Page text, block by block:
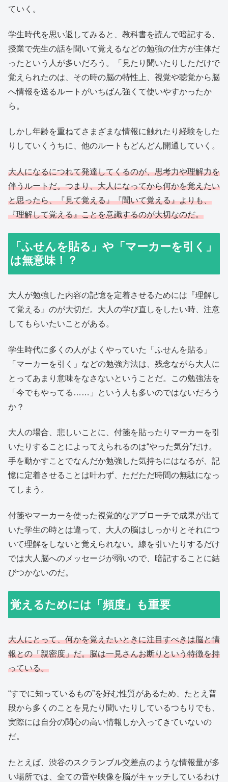
ていく。
学生時代を思い返してみると、教科書を読んで暗記する、
授業で先生の話を聞いて覚えるなどの勉強の仕方が主体だ
ったという人が多いだろう。「見たり聞いたりしただけで
覚えられたのは、その時の脳の特性上、視覚や聴覚から脳
へ情報を送るルートがいちばん強くて使いやすかったか
ら。
しかし年齢を重ねてさまざまな情報に触れたり経験をした
りしていくうちに、他のルートもどんどん開通していく。
大人になるにつれて発達してくるのが、思考力や理解力を
伴うルートだ。つまり、大人になってから何かを覚えたい
と思ったら、『見て覚える』『聞いて覚える』よりも、
『理解して覚える』ことを意識するのが大切なのだ。
「ふせんを貼る」や「マーカーを引く」
は無意味！？
大人が勉強した内容の記憶を定着させるためには『理解し
て覚える』のが大切だ。大人の学び直しをしたい時、注意
してもらいたいことがある。
学生時代に多くの人がよくやっていた「ふせんを貼る」
「マーカーを引く」などの勉強方法は、残念ながら大人に
とってあまり意味をなさないということだ。この勉強法を
「今でもやってる……」という人も多いのではないだろう
か？
大人の場合、悲しいことに、付箋を貼ったりマーカーを引
いたりすることによってえられるのは“やった気分”だけ。
手を動かすことでなんだか勉強した気持ちにはなるが、記
憶に定着させることは叶わず、ただただ時間の無駄になっ
てしまう。
付箋やマーカーを使った視覚的なアプローチで成果が出て
いた学生の時とは違って、大人の脳はしっかりとそれにつ
いて理解をしないと覚えられない。線を引いたりするだけ
では大人脳へのメッセージが弱いので、暗記することに結
びつかないのだ。
覚えるためには「頻度」も重要
大人にとって、何かを覚えたいときに注目すべきは脳と情
報との「親密度」だ。脳は一見さんお断りという特徴を持
っている。
“すでに知っているもの”を好む性質があるため、たとえ普
段から多くのことを見たり聞いたりしているつもりでも、
実際には自分の関心の高い情報しか入ってきていないの
だ。
たとえば、渋谷のスクランブル交差点のような情報量が多
い場所では、全ての音や映像を脳がキャッチしているわけ